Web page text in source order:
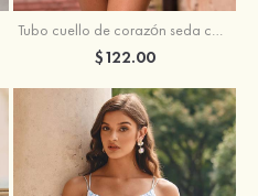
Tubo cuello de corazón seda como el satén corto vestido para homecoming
$122.00